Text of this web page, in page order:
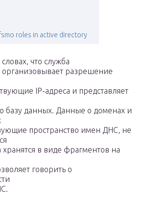
roles in active directory
что служба
разрешение
IP-адреса и представляет
базу данных. Данные о доменах и
пространство имен ДНС, не
хранятся в виде фрагментов на
говорить о